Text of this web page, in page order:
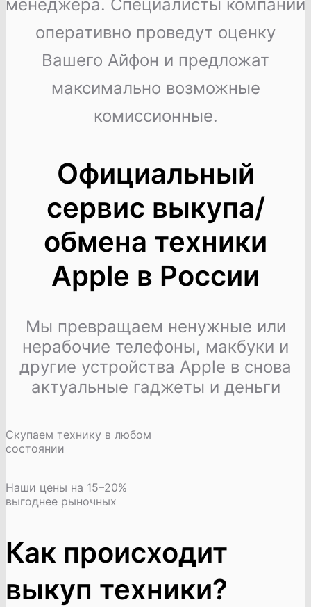
менеджера. Специалисты компании
оперативно проведут оценку
Вашего Айфон и предложат
максимально возможные
комиссионные.
Официальный
сервис выкупа/
обмена техники
Apple в России
Мы превращаем ненужные или
нерабочие телефоны, макбуки и
другие устройства Apple в снова
актуальные гаджеты и деньги
Скупаем технику в любом
состоянии
Наши цены на 15–20%
выгоднее рыночных
Как происходит
выкуп техники?